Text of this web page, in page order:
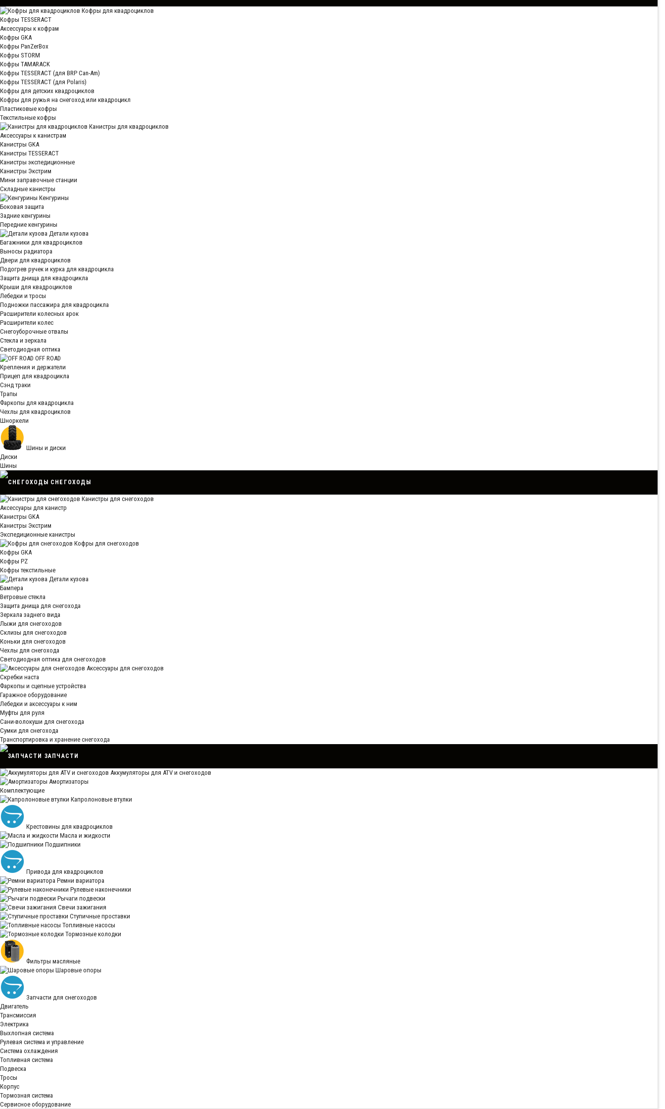
Кофры для квадроциклов
Кофры TESSERACT
Аксессуары к кофрам
Кофры GKA
Кофры PanZerBox
Кофры STORM
Кофры TAMARACK
Кофры TESSERACT (для BRP Can-Am)
Кофры TESSERACT (для Polaris)
Кофры для детских квадроциклов
Кофры для ружья на снегоход или квадроцикл
Пластиковые кофры
Текстильные кофры
Канистры для квадроциклов
Аксессуары к канистрам
Канистры GKA
Канистры TESSERACT
Канистры экспедиционные
Канистры Экстрим
Мини заправочные станции
Складные канистры
Кенгурины
Боковая защита
Задние кенгурины
Передние кенгурины
Детали кузова
Багажники для квадроциклов
Выносы радиатора
Двери для квадроциклов
Подогрев ручек и курка для квадроцикла
Защита днища для квадроцикла
Крыши для квадроциклов
Лебедки и тросы
Подножки пассажира для квадроцикла
Расширители колесных арок
Расширители колес
Снегоуборочные отвалы
Стекла и зеркала
Светодиодная оптика
OFF ROAD
Крепления и держатели
Прицеп для квадроцикла
Сэнд траки
Трапы
Фаркопы для квадроцикла
Чехлы для квадроциклов
Шноркели
Шины и диски
Диски
Шины
СНЕГОХОДЫ
Канистры для снегоходов
Аксессуары для канистр
Канистры GKA
Канистры Экстрим
Экспедиционные канистры
Кофры для снегоходов
Кофры GKA
Кофры PZ
Кофры текстильные
Детали кузова
Бампера
Ветровые стекла
Защита днища для снегохода
Зеркала заднего вида
Лыжи для снегоходов
Склизы для снегоходов
Коньки для снегоходов
Чехлы для снегохода
Светодиодная оптика для снегоходов
Аксессуары для снегоходов
Скребки наста
Фаркопы и сцепные устройства
Гаражное оборудование
Лебедки и аксессуары к ним
Муфты для руля
Сани-волокуши для снегохода
Сумки для снегохода
Транспортировка и хранение снегохода
ЗАПЧАСТИ
Аккумуляторы для ATV и снегоходов
Амортизаторы
Комплектующие
Капролоновые втулки
Крестовины для квадроциклов
Масла и жидкости
Подшипники
Привода для квадроциклов
Ремни вариатора
Рулевые наконечники
Рычаги подвески
Свечи зажигания
Ступичные проставки
Топливные насосы
Тормозные колодки
Фильтры масляные
Шаровые опоры
Запчасти для снегоходов
Двигатель
Трансмиссия
Электрика
Выхлопная система
Рулевая система и управление
Система охлаждения
Топливная система
Подвеска
Тросы
Корпус
Тормозная система
Сервисное оборудование